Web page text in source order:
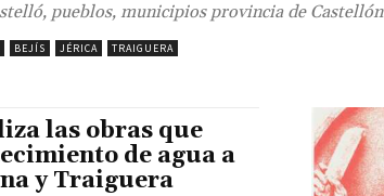
pueblos, municipios provincia de Castellón
BEJÍS JÉRICA TRAIGUERA
las obras que
de agua a
y Traiguera